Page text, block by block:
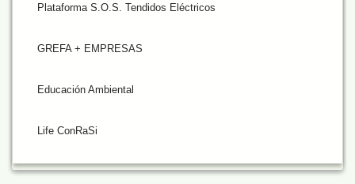
Plataforma S.O.S. Tendidos Eléctricos
GREFA + EMPRESAS
Educación Ambiental
Life ConRaSi